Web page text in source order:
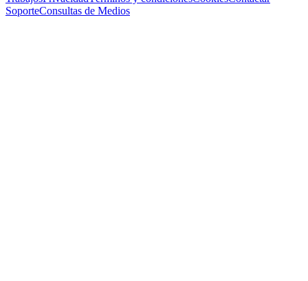
SoporteConsultas de Medios